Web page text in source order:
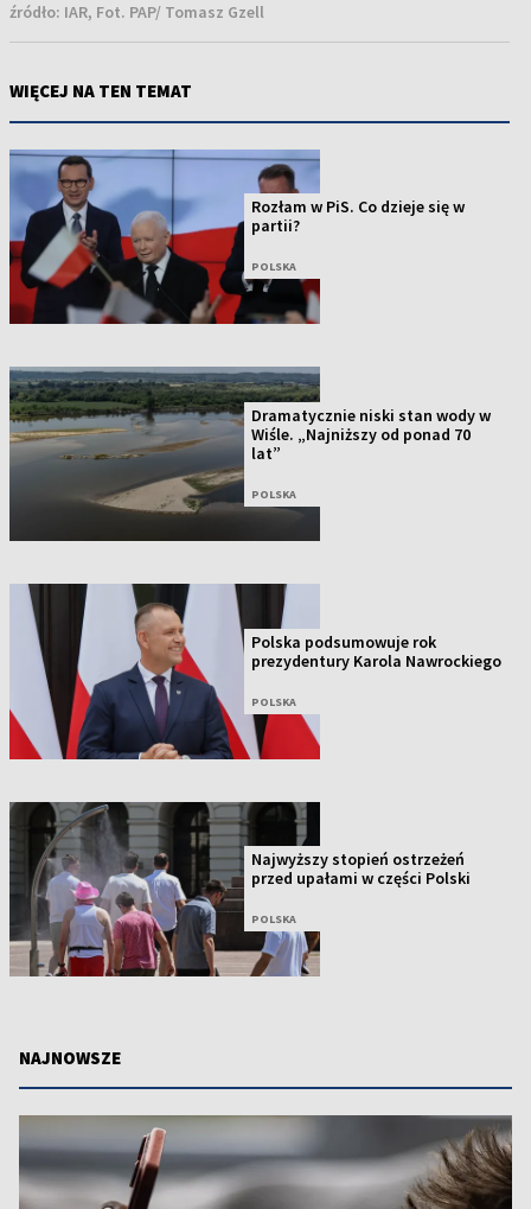
źródło: IAR, Fot. PAP/ Tomasz Gzell
WIĘCEJ NA TEN TEMAT
Rozłam w PiS. Co dzieje się w
partii?
POLSKA
Dramatycznie niski stan wody w
Wiśle. „Najniższy od ponad 70
lat”
POLSKA
Polska podsumowuje rok
prezydentury Karola Nawrockiego
POLSKA
Najwyższy stopień ostrzeżeń
przed upałami w części Polski
POLSKA
NAJNOWSZE